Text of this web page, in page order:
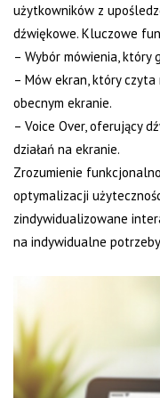
użytkowników z
dźwiękowe. Kluczowe
– Wybór mówienia, który
– Mów ekran, który
obecnym ekranie.
– Voice Over, oferujący
działań na ekranie.
Zrozumienie
optymalizacji
zindywidualizowane
na indywidualne